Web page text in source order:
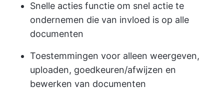
Snelle acties functie om snel actie te
ondernemen die van invloed is op alle
documenten
Toestemmingen voor alleen weergeven,
uploaden, goedkeuren/afwijzen en
bewerken van documenten